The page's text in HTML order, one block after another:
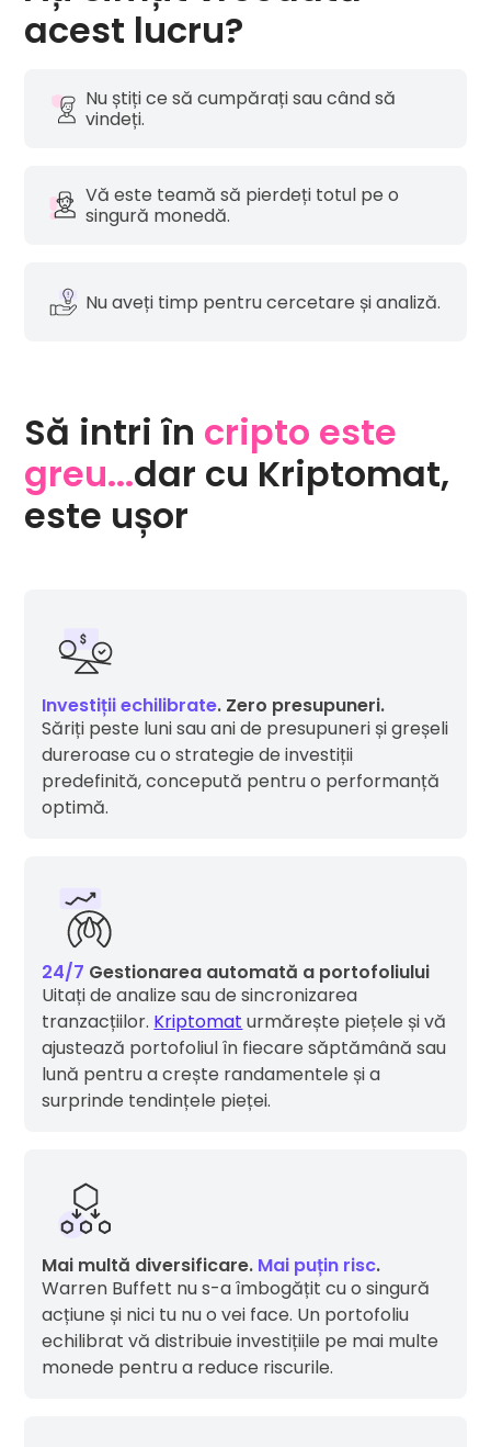
acest lucru?
Nu știți ce să cumpărați sau când să
vindeți.
Vă este teamă să pierdeți totul pe o
singură monedă.
Nu aveți timp pentru cercetare și analiză.
Să intri în cripto este
greu...dar cu Kriptomat,
este ușor
Investiții echilibrate. Zero presupuneri.
Săriți peste luni sau ani de presupuneri și greșeli
dureroase cu o strategie de investiții
predefinită, concepută pentru o performanță
optimă.
24/7 Gestionarea automată a portofoliului
Uitați de analize sau de sincronizarea
tranzacțiilor. Kriptomat urmărește piețele și vă
ajustează portofoliul în fiecare săptămână sau
lună pentru a crește randamentele și a
surprinde tendințele pieței.
Mai multă diversificare. Mai puțin risc.
Warren Buffett nu s-a îmbogățit cu o singură
acțiune și nici tu nu o vei face. Un portofoliu
echilibrat vă distribuie investițiile pe mai multe
monede pentru a reduce riscurile.